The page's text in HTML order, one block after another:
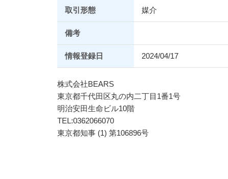
取引形態 媒介
備考
情報登録日 2024/04/17
株式会社BEARS
東京都千代田区丸の内二丁目1番1号
明治安田生命ビル10階
TEL:0362066070
東京都知事 (1) 第106896号